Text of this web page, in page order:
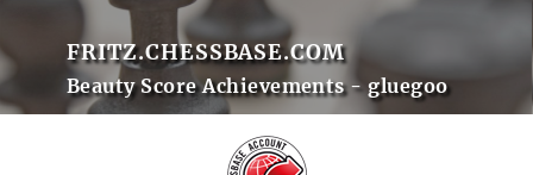
FRITZ.CHESSBASE.COM
Beauty Score Achievements - gluegoo